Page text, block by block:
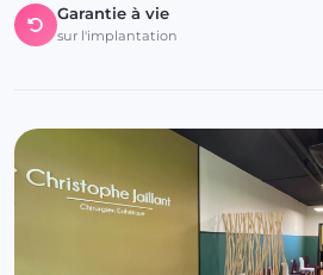
Garantie à vie
sur l'implantation